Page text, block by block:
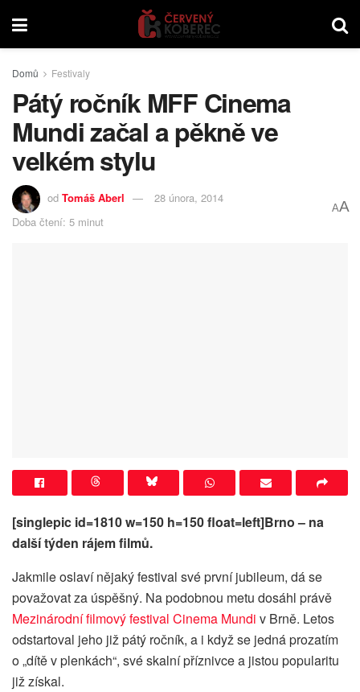
Domů Festivaly
Pátý ročník MFF Cinema
Mundi začal a pěkně ve
velkém stylu
od Tomáš Aberl
28 února, 2014
Doba čtení: 5 minut
AA
[singlepic id=1810 w=150 h=150 float=left]Brno – na
další týden rájem filmů.
Jakmile oslaví nějaký festival své první jubileum, dá se
považovat za úspěšný. Na podobnou metu dosáhl právě
Mezinárodní filmový festival Cinema Mundi v Brně. Letos
odstartoval jeho již pátý ročník, a i když se jedná prozatím
o „dítě v plenkách“, své skalní příznivce a jistou popularitu
již získal.